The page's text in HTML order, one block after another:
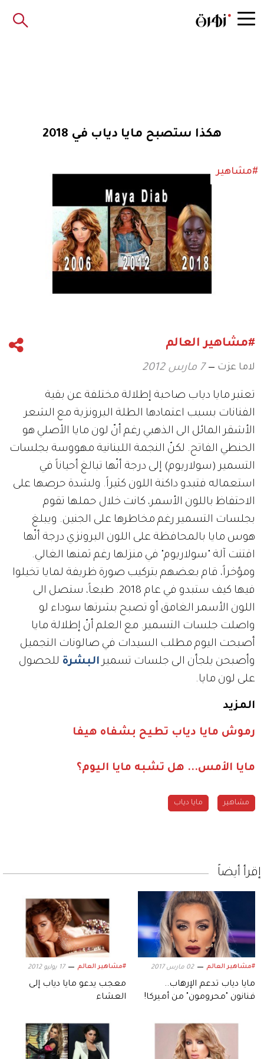
هكذا ستصبح مايا دياب في 2018
#مشاهير
#مشاهير العالم
لاما عزت 7 مارس 2012
تعتبر مايا دياب صاحبة إطلالة مختلفة عن بقية
الفنانات بسبب اعتمادها الطلة البرونزية مع الشعر
الأشقر المائل الى الذهبي رغم أنّ لون مايا الأصلي هو
الحنطي الفاتح. لكنّ النجمة اللبنانية مهووسة بجلسات
التسمير (سولاريوم) إلى درجة أنّها تبالغ أحياناً في
استعماله فتبدو داكنة اللون كثيراً. ولشدة حرصها على
الاحتفاظ باللون الأسمر، كانت خلال حملها تقوم
بجلسات التسمير رغم مخاطرها على الجنين. ويبلغ
هوس مايا بالمحافظة على اللون البرونزي درجة أنّها
اقتنت آلة "سولاريوم" في منزلها رغم ثمنها الغالي.
ومؤخراً، قام بعضهم بتركيب صورة ظريفة لمايا تخيلوا
فيها كيف ستبدو في عام 2018. طبعاً، ستصل الى
اللون الأسمر الغامق أو تصبح بشرتها سوداء لو
واصلت جلسات التسمير. مع العلم أنّ إطلالة مايا
أصبحت اليوم مطلب السيدات في صالونات التجميل
وأصبحن يلجأن الى جلسات تسميرالبشرة للحصول
على لون مايا.
المزيد
رموش مايا دياب تطيح بشفاه هيفا
مايا الأمس... هل تشبه مايا اليوم؟
مشاهير مايا دياب
إقرأ أيضاً
#مشاهير العالم 02 مارس 2017
مايا دياب تدعم الإرهاب..
فنانون "محرومون" من أميركا!
#مشاهير العالم 17 يوليو 2012
معجب يدعو مايا دياب إلى
العشاء